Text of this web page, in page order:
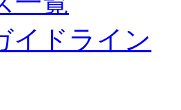
イドライン